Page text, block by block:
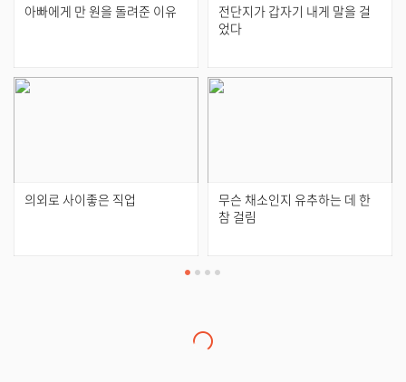
아빠에게 만 원을 돌려준 이유
전단지가 갑자기 내게 말을 걸
었다
의외로 사이좋은 직업
무슨 채소인지 유추하는 데 한
참 걸림